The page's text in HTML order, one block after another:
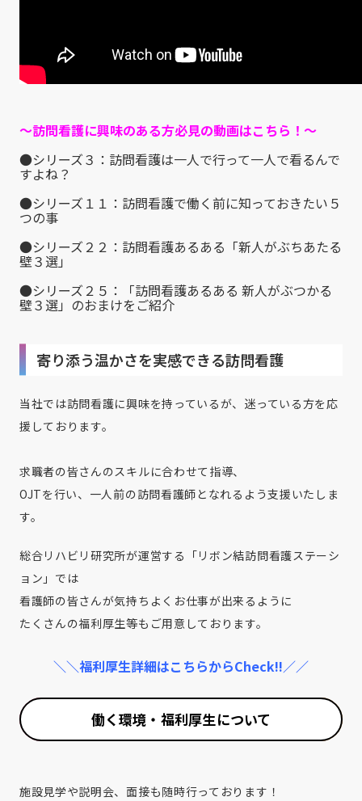
～訪問看護に興味のある方必見の動画はこちら！～
●シリーズ３：訪問看護は一人で行って一人で看るんで
すよね？
●シリーズ１１：訪問看護で働く前に知っておきたい５
つの事
●シリーズ２２：訪問看護あるある「新人がぶちあたる
壁３選」
●シリーズ２５：「訪問看護あるある 新人がぶつかる
壁３選」のおまけをご紹介
寄り添う温かさを実感できる訪問看護
当社では訪問看護に興味を持っているが、迷っている方を応
援しております。
求職者の皆さんのスキルに合わせて指導、
OJTを行い、一人前の訪問看護師となれるよう支援いたしま
す。
総合リハビリ研究所が運営する「リボン結訪問看護ステーシ
ョン」では
看護師の皆さんが気持ちよくお仕事が出来るように
たくさんの福利厚生等もご用意しております。
＼＼福利厚生詳細はこちらからCheck!!／／
働く環境・福利厚生について
施設見学や説明会、面接も随時行っております！